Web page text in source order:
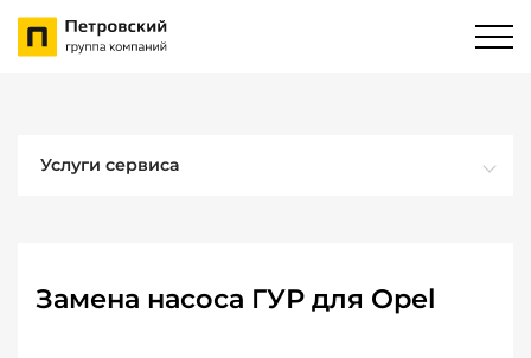
Услуги сервиса
Замена насоса ГУР для Opel